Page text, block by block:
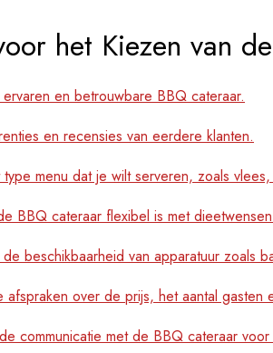
het Kiezen van
en betrouwbare BBQ cateraar.
en recensies van eerdere klanten.
menu dat je wilt serveren, zoals
BBQ cateraar flexibel is met
beschikbaarheid van apparatuur zoals
afspraken over de prijs, het aantal gasten
communicatie met de BBQ cateraar